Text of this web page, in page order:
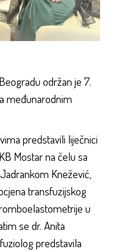
održan je 7.
međunarodnim
predstavili liječnici
Mostar na čelu sa
Knežević,
transfuzijskog
u
se dr. Anita
predstavila